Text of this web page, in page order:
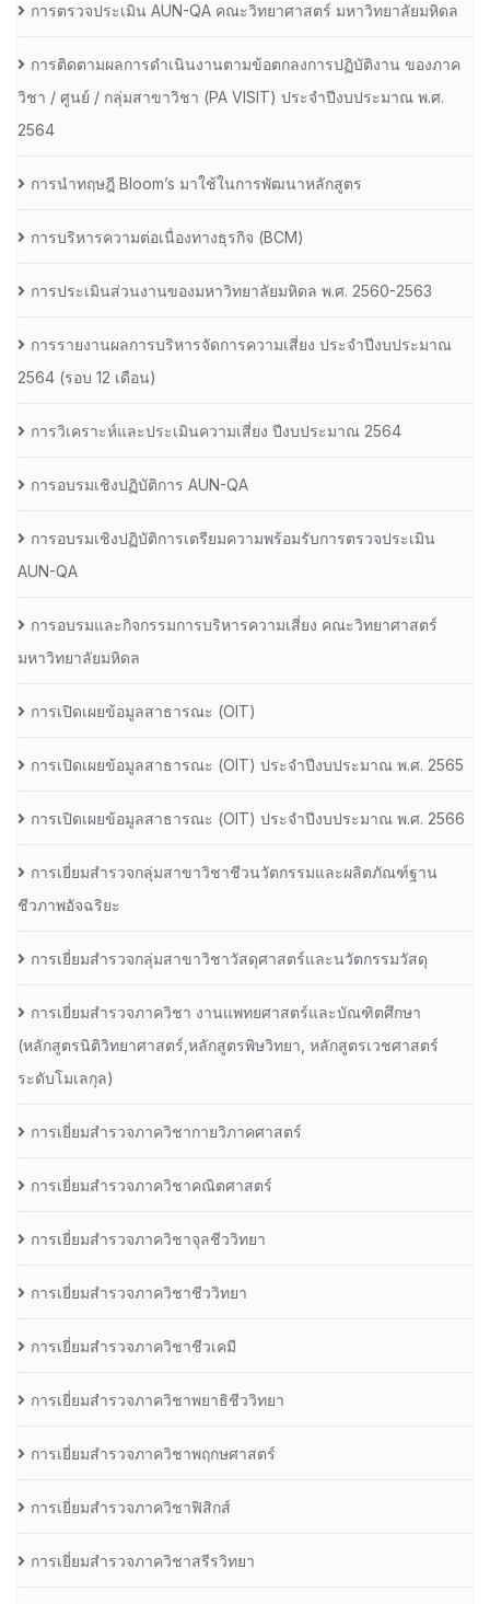
การตรวจประเมิน AUN-QA คณะวิทยาศาสตร์ มหาวิทยาลัยมหิดล
การติดตามผลการดำเนินงานตามข้อตกลงการปฏิบัติงาน ของภาค
วิชา / ศูนย์ / กลุ่มสาขาวิชา (PA VISIT) ประจำปีงบประมาณ พ.ศ.​
2564
การนำทฤษฎี Bloom’s มาใช้ในการพัฒนาหลักสูตร
การบริหารความต่อเนื่องทางธุรกิจ (BCM)
การประเมินส่วนงานของมหาวิทยาลัยมหิดล พ.ศ. 2560-2563
การรายงานผลการบริหารจัดการความเสี่ยง ประจำปีงบประมาณ
2564 (รอบ 12 เดือน)
การวิเคราะห์และประเมินความเสี่ยง ปีงบประมาณ 2564
การอบรมเชิงปฏิบัติการ AUN-QA
การอบรมเชิงปฏิบัติการเตรียมความพร้อมรับการตรวจประเมิน
AUN-QA
การอบรมและกิจกรรมการบริหารความเสี่ยง คณะวิทยาศาสตร์
มหาวิทยาลัยมหิดล
การเปิดเผยข้อมูลสาธารณะ (OIT)
การเปิดเผยข้อมูลสาธารณะ (OIT) ประจำปีงบประมาณ พ.ศ. 2565
การเปิดเผยข้อมูลสาธารณะ (OIT) ประจำปีงบประมาณ พ.ศ. 2566
การเยี่ยมสำรวจกลุ่มสาขาวิชาชีวนวัตกรรมและผลิตภัณฑ์ฐาน
ชีวภาพอัจฉริยะ
การเยี่ยมสำรวจกลุ่มสาขาวิชาวัสดุศาสตร์และนวัตกรรมวัสดุ
การเยี่ยมสำรวจภาควิชา งานแพทยศาสตร์และบัณฑิตศึกษา
(หลักสูตรนิติวิทยาศาสตร์,หลักสูตรพิษวิทยา, หลักสูตรเวชศาสตร์
ระดับโมเลกุล)
การเยี่ยมสำรวจภาควิชากายวิภาคศาสตร์
การเยี่ยมสำรวจภาควิชาคณิตศาสตร์
การเยี่ยมสำรวจภาควิชาจุลชีววิทยา
การเยี่ยมสำรวจภาควิชาชีววิทยา
การเยี่ยมสำรวจภาควิชาชีวเคมี
การเยี่ยมสำรวจภาควิชาพยาธิชีววิทยา
การเยี่ยมสำรวจภาควิชาพฤกษศาสตร์
การเยี่ยมสำรวจภาควิชาฟิสิกส์
การเยี่ยมสำรวจภาควิชาสรีรวิทยา